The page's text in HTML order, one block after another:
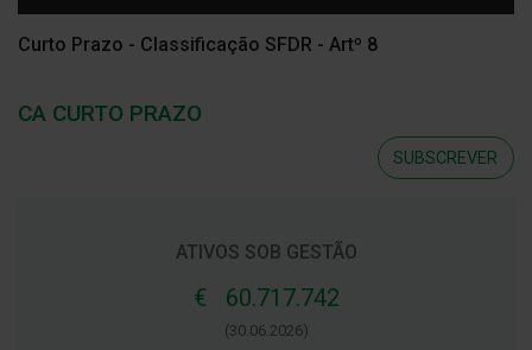
Curto Prazo - Classificação SFDR - Artº 8
CA CURTO PRAZO
SUBSCREVER
ATIVOS SOB GESTÃO
€ 60.717.742
(30.06.2026)